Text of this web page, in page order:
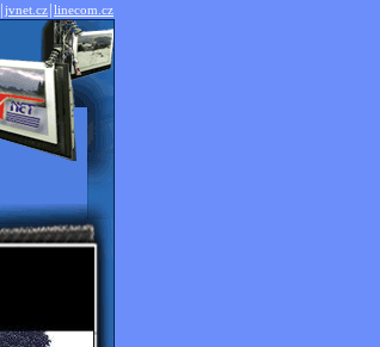
|jvnet.cz|linecom.cz